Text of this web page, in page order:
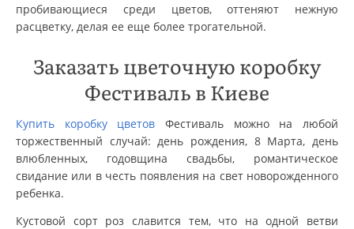
пробивающиеся среди цветов, оттеняют нежную
расцветку, делая ее еще более трогательной.
Заказать цветочную коробку
Фестиваль в Киеве
Купить коробку цветов Фестиваль можно на любой
торжественный случай: день рождения, 8 Марта, день
влюбленных, годовщина свадьбы, романтическое
свидание или в честь появления на свет новорожденного
ребенка.
Кустовой сорт роз славится тем, что на одной ветви